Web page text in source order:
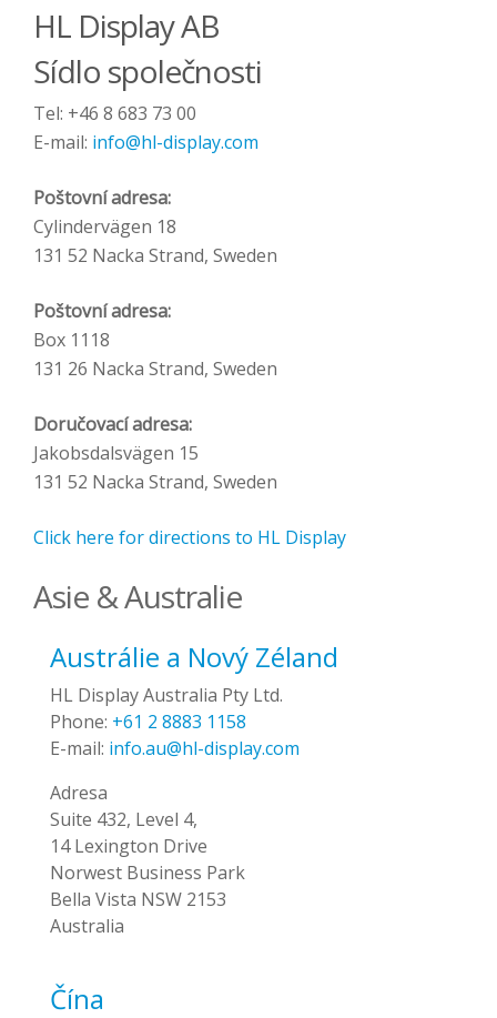
HL Display AB
Sídlo společnosti
Tel: +46 8 683 73 00
E-mail: info@hl-display.com
Poštovní adresa:
Cylindervägen 18
131 52 Nacka Strand, Sweden
Poštovní adresa:
Box 1118
131 26 Nacka Strand, Sweden
Doručovací adresa:
Jakobsdalsvägen 15
131 52 Nacka Strand, Sweden
Click here for directions to HL Display
Asie & Australie
Austrálie a Nový Zéland
HL Display Australia Pty Ltd.
Phone: +61 2 8883 1158
E-mail: info.au@hl-display.com
Adresa
Suite 432, Level 4,
14 Lexington Drive
Norwest Business Park
Bella Vista NSW 2153
Australia
Čína